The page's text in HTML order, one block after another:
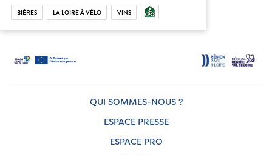
BIÈRES LA LOIRE À VÉLO VINS
QUI SOMMES-NOUS ?
ESPACE PRESSE
ESPACE PRO